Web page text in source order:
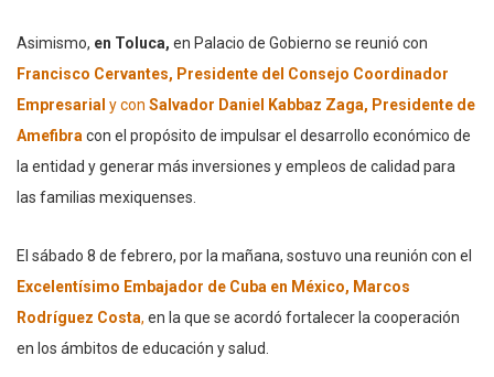
Asimismo, en Toluca, en Palacio de Gobierno se reunió con
Francisco Cervantes, Presidente del Consejo Coordinador
Empresarial y con Salvador Daniel Kabbaz Zaga, Presidente de
Amefibracon el propósito de impulsar el desarrollo económico de
la entidad y generar más inversiones y empleos de calidad para
las familias mexiquenses.
El sábado 8 de febrero, por la mañana, sostuvo una reunión con el
Excelentísimo Embajador de Cuba en México, Marcos
Rodríguez Costa, en la que se acordó fortalecer la cooperación
en los ámbitos de educación y salud.